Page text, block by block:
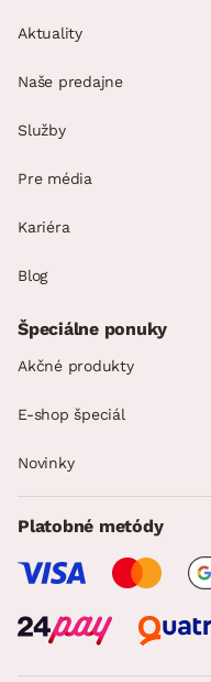
Aktuality
Naše predajne
Služby
Pre média
Kariéra
Blog
Špeciálne ponuky
Akčné produkty
E-shop špeciál
Novinky
Platobné metódy